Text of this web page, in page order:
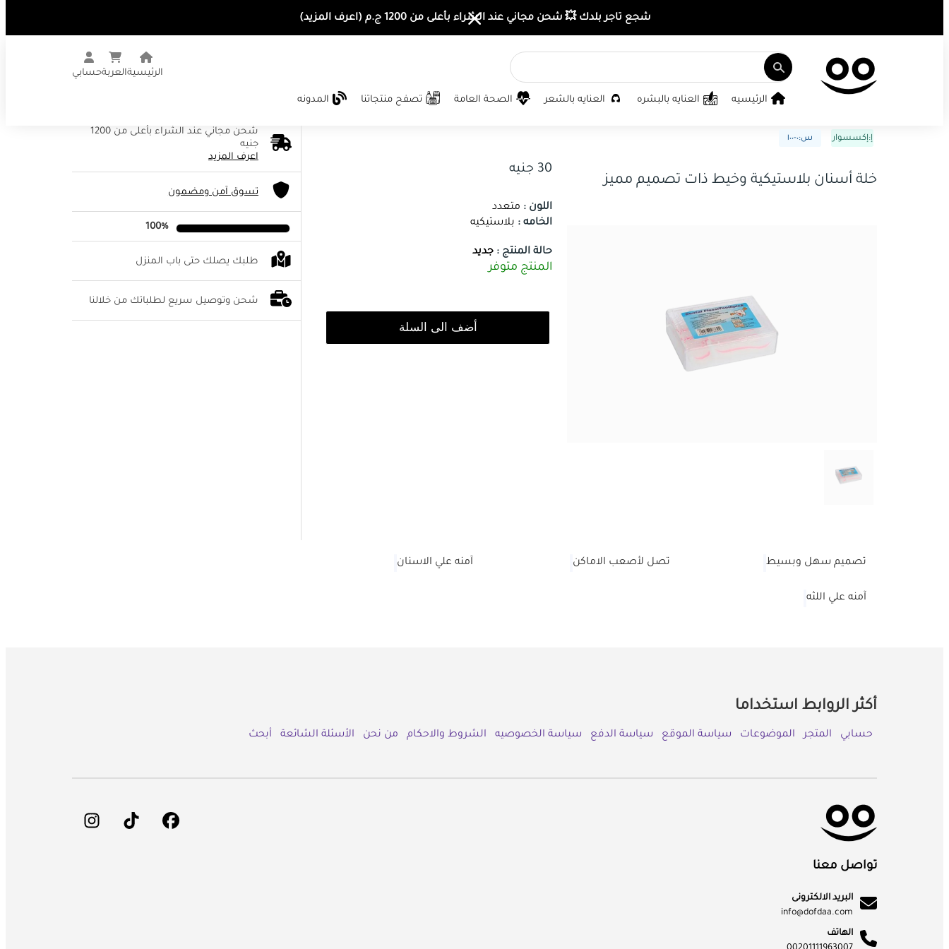
شجع تاجر بلدك 💥 شحن مجاني عند الشراء بأعلى من 1200 ج.م (اعرف المزيد)
الرئيسيةالعربةحسابي
الرئيسيه العنايه بالبشره العنايه بالشعر الصحة العامة تصفح منتجاتنا المدونه
إ:إكسسوار س:٠-١٠٠
خلة أسنان بلاستيكية وخيط ذات تصميم مميز
30 جنيه
اللون : متعدد
الخامه : بلاستيكيه
حالة المنتج : جديد
المنتج متوفر
أضف الى السلة
شحن مجاني عند الشراء بأعلى من 1200
جنيه
اعرف المزيد
تسوق آمن ومضمون
100%
طلبك يصلك حتى باب المنزل
شحن وتوصيل سريع لطلباتك من خلالنا
تصميم سهل وبسيط تصل لأصعب الاماكن آمنه علي الاسنان
آمنه علي اللثه
أكثر الروابط استخداما
حسابي المتجر الموضوعات سياسة الموقع سياسة الدفع سياسة الخصوصيه الشروط والاحكام من نحن الأسئلة الشائعة أبحث
تواصل معنا
البريد الالكترونى
info@dofdaa.com
الهاتف